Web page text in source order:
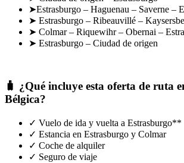
➤Estrasburgo – Haguenau – Saverne –
➤ Estrasburgo – Ribeauvillé –
➤ Colmar – Riquewihr – Obernai –
➤ Estrasburgo – Ciudad de origen
🧳 ¿Qué incluye esta oferta de ruta
Bélgica?
✓ Vuelo de ida y vuelta a Estrasburgo**
✓ Estancia en Estrasburgo y Colmar
✓ Coche de alquiler
✓ Seguro de viaje